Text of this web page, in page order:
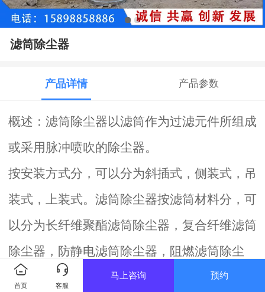
滤筒除尘器
产品详情 产品参数
概述：滤筒除尘器以滤筒作为过滤元件所组成
或采用脉冲喷吹的除尘器。
按安装方式分，可以分为斜插式，侧装式，吊
装式，上装式。滤筒除尘器按滤筒材料分，可
以分为长纤维聚酯滤筒除尘器，复合纤维滤筒
除尘器，防静电滤筒除尘器，阻燃滤筒除尘
器，覆膜滤筒除尘器，纳米
滤筒除尘器等。
首页 客服
马上咨询 预约